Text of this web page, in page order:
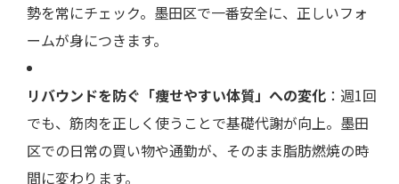
勢を常にチェック。墨田区で一番安全に、正しいフォ
ームが身につきます。
リバウンドを防ぐ「痩せやすい体質」への変化 ：週1回
でも、筋肉を正しく使うことで基礎代謝が向上。墨田
区での日常の買い物や通勤が、そのまま脂肪燃焼の時
間に変わります。